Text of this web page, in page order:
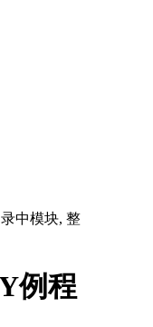
中模块, 整
例程